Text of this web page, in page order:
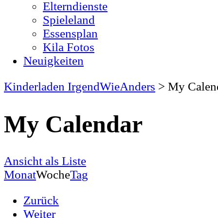
Elterndienste
Spieleland
Essensplan
Kila Fotos
Neuigkeiten
Kinderladen IrgendWieAnders > My
My Calendar
Ansicht als Liste
MonatWocheTag
Zurück
Weiter